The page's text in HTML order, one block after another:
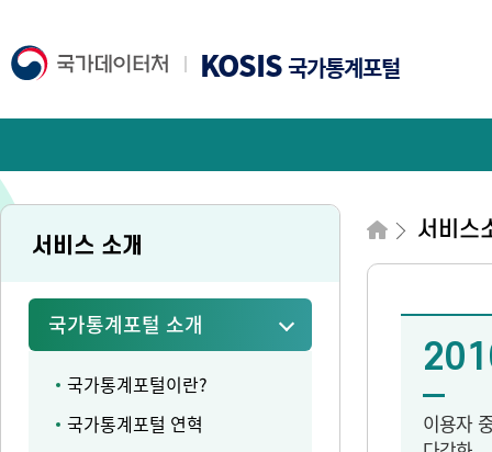
KOSIS국가통계포털
서비스 소개
국가통계포털 소개
국가통계포털이란?
국가통계포털 연혁
서비스
이용자